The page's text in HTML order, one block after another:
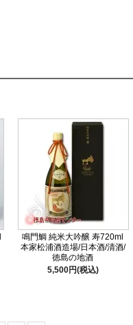
鳴門鯛 純米大吟醸 寿720ml
本家松浦酒造場/日本酒/清酒/
徳島の地酒
5,500円(税込)